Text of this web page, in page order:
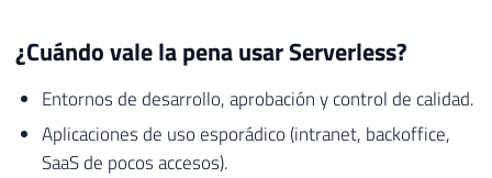
¿Cuándo vale la pena usar Serverless?
Entornos de desarrollo, aprobación y control de calidad.
Aplicaciones de uso esporádico (intranet, backoffice,
SaaS de pocos accesos).